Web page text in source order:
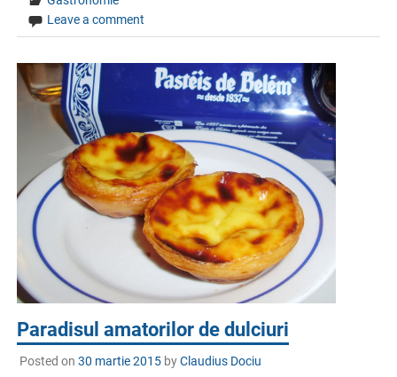
Leave a comment
Paradisul amatorilor de dulciuri
Posted on 30 martie 2015byClaudius Dociu